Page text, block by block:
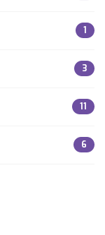
1
3
11
6